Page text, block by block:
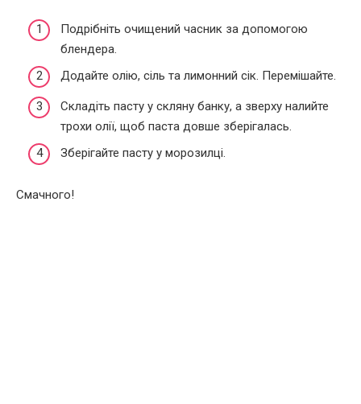
Подрібніть очищений часник за допомогою
блендера.
Додайте олію, сіль та лимонний сік. Перемішайте.
Складіть пасту у скляну банку, а зверху налийте
трохи олії, щоб паста довше зберігалась.
Зберігайте пасту у морозилці.
Смачного!